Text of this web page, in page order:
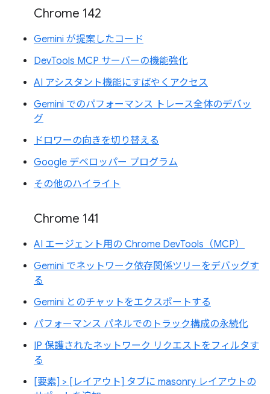
Chrome 142
Gemini が提案したコード
DevTools MCP サーバーの機能強化
AI アシスタント機能にすばやくアクセス
Gemini でのパフォーマンス トレース全体のデバッ
グ
ドロワーの向きを切り替える
Google デベロッパー プログラム
その他のハイライト
Chrome 141
AI エージェント用の Chrome DevTools（MCP）
Gemini でネットワーク依存関係ツリーをデバッグす
る
Gemini とのチャットをエクスポートする
パフォーマンス パネルでのトラック構成の永続化
IP 保護されたネットワーク リクエストをフィルタす
る
[要素] > [レイアウト] タブに masonry レイアウトの